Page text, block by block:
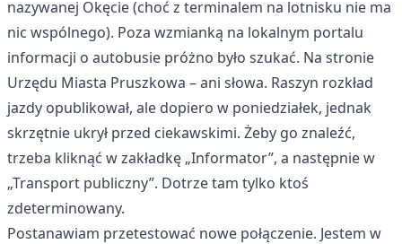
nazywanej Okęcie (choć z terminalem na lotnisku nie ma
nic wspólnego). Poza wzmianką na lokalnym portalu
informacji o autobusie próżno było szukać. Na stronie
Urzędu Miasta Pruszkowa – ani słowa. Raszyn rozkład
jazdy opublikował, ale dopiero w poniedziałek, jednak
skrzętnie ukrył przed ciekawskimi. Żeby go znaleźć,
trzeba kliknąć w zakładkę „Informator”, a następnie w
„Transport publiczny”. Dotrze tam tylko ktoś
zdeterminowany.
Postanawiam przetestować nowe połączenie. Jestem w